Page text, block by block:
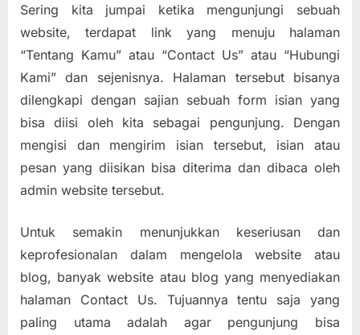
Halaman
Kontak
Contact
Form
dengan
Sering kita jumpai ketika mengunjungi sebuah
website, terdapat link yang menuju halaman
“Tentang Kamu” atau “Contact Us” atau “Hubungi
Kami” dan sejenisnya. Halaman tersebut bisanya
dilengkapi dengan sajian sebuah form isian yang
bisa diisi oleh kita sebagai pengunjung. Dengan
mengisi dan mengirim isian tersebut, isian atau
pesan yang diisikan bisa diterima dan dibaca oleh
admin website tersebut.
Untuk semakin menunjukkan keseriusan dan
keprofesionalan dalam mengelola website atau
blog, banyak website atau blog yang menyediakan
halaman Contact Us. Tujuannya tentu saja yang
paling utama adalah agar pengunjung bisa